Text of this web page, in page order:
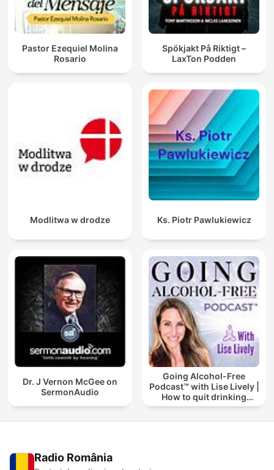
Pastor Ezequiel Molina
Rosario
Spökjakt På Riktigt –
LaxTon Podden
Modlitwa w drodze Ks. Piotr Pawlukiewicz
Dr. J Vernon McGee on
SermonAudio
Going Alcohol-Free
Podcast™ with Lise Lively |
How to quit drinking
alcohol
Radio România